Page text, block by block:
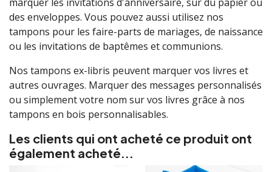
des enveloppes. Vous pouvez aussi utilisez nos
tampons pour les faire-parts de mariages, de naissance
ou les invitations de baptêmes et communions.
Nos tampons ex-libris peuvent marquer vos livres et
autres ouvrages. Marquer des messages personnalisés
ou simplement votre nom sur vos livres grâce à nos
tampons en bois personnalisables.
Les clients qui ont acheté ce produit ont
également acheté...